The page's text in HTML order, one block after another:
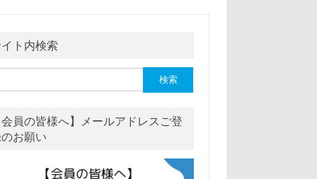
ト内検索
員の皆様へ】メールアドレスご登
お願い